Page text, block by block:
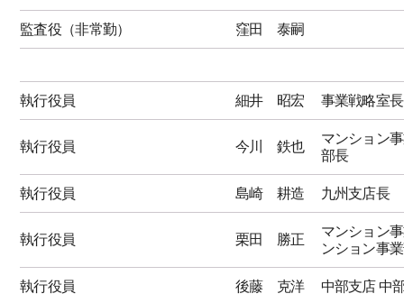
監査役（非常勤） 窪田 泰嗣
執行役員 細井 昭宏 事業戦略室長
執行役員 今川 鉄也
マンション
部長
執行役員 島崎 耕造 九州支店長
執行役員 栗田 勝正
マンション
ンション事
執行役員 後藤 克洋 中部支店 中